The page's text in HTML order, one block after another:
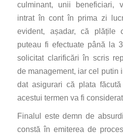
culminant, unii beneficiari,
intrat în cont în prima zi
evident, așadar, că plățile
puteau fi efectuate până la
solicitat clarificări în scris
de management, iar cel putin
dat asigurari că plata
acestui termen va fi
Finalul este demn de
constă în emiterea de